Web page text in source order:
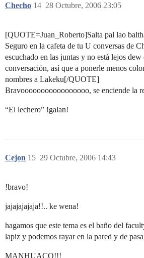
Checho 28 Octubre, 2006 23:05
14
[QUOTE=Juan_Roberto]Salta pal lao
Seguro en la cafeta de tu U conversas de
escuchado en las juntas y no está lejos dew
conversación, así que a ponerle menos
nombres a Lakeku[/QUOTE]
Bravooooooooooooooooo, se enciende la
“El lechero” !galan!
Cejon 29 Octubre, 2006 14:43
15
!bravo!
jajajajajaja!!.. ke wena!
hagamos que este tema es el baño del
lapiz y podemos rayar en la pared y de
MANHUACO!!!